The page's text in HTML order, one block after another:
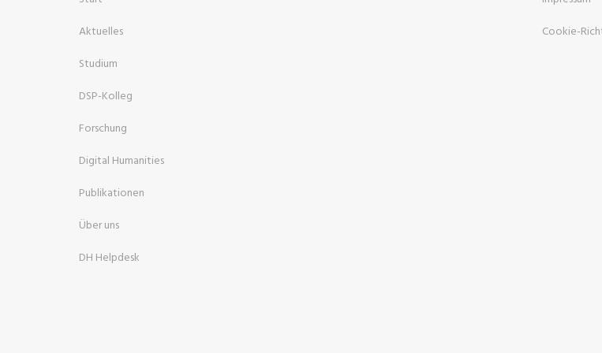
Aktuelles
Studium
DSP-Kolleg
Forschung
Digital Humanities
Publikationen
Über uns
DH Helpdesk
Cookie-